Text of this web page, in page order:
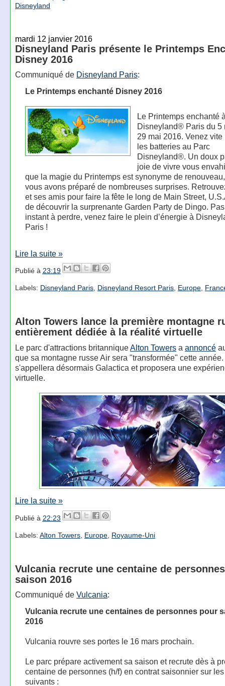
Disneyland
mardi 12 janvier 2016
Disneyland Paris présente le Printemps
Disney 2016
Communiqué de Disneyland Paris:
Le Printemps enchanté Disney 2016
Le Printemps enchanté
Disneyland® Paris du 5
29 mai 2016. Venez vite
les batteries au Parc
Disneyland®. Un doux
joie de vivre vous
que la magie du Printemps est synonyme de
vous avons préparé de nombreuses surprises.
et ses amis pour faire la fête le long de Main Street,
de découvrir la surprenante Garden Party de Dingo.
instant à perdre, venez faire le plein d’énergie à
Paris !
Lire la suite »
Publié à 23:19
Labels: Disneyland Paris, Disneyland Resort Paris, Europe,
Alton Towers lance la première montagne
entièrement dédiée à la réalité virtuelle
Le parc d'attractions britannique Alton Towersa annoncé
que sa montagne russe Air sera "transformée" cette
s'appellera désormais Galactica et proposera une
virtuelle.
Lire la suite »
Publié à 22:23
Labels: Alton Towers, Europe, Royaume-Uni
Vulcania recrute une centaine de
saison 2016
Communiqué de Vulcania:
Vulcania recrute une centaines de personnes pour
2016
Vulcania rouvre ses portes le 16 mars prochain.
Le parc prépare activement sa saison et recrute dès à
centaine de personnes (h/f) en contrat saisonnier sur
suivants :